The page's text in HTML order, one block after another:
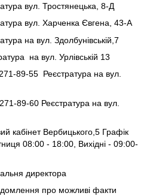
вул. Тростянецька, 8-Д
вул. Харченка Євгена, 43-А
на вул. Здолбунівській,7
на вул. Урлівській 13
89-55 Реєстратура на вул.
89-60 Реєстратура на вул.
кабінет Вербицького,5 Графік
08:00 - 18:00, Вихідні - 09:00-
директора
про можливі факти